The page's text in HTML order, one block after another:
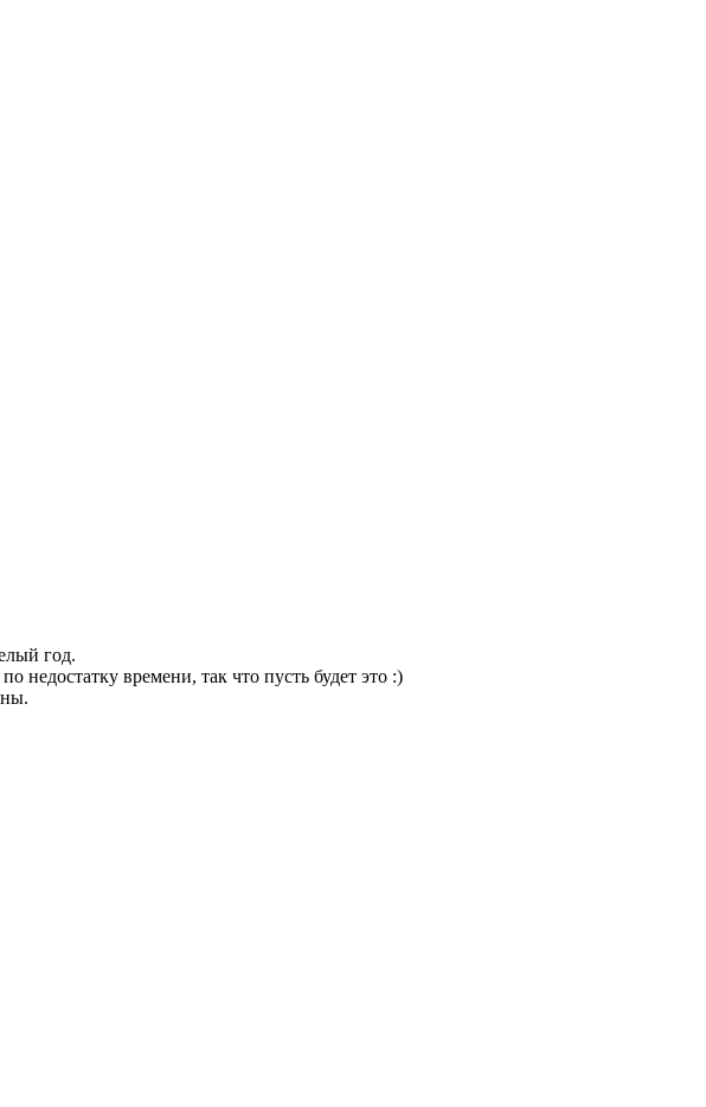
год.
времени, так что пусть будет это :)